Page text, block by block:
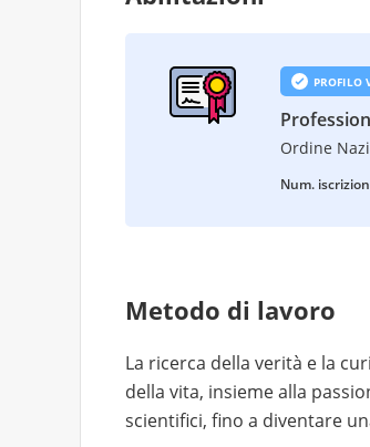
PROFILO
Ordine
Num.
Metodo di lavoro
La ricerca della verità e la
della vita, insieme alla
scientifici, fino a diventare